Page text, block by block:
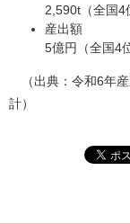
2,590t（全国4
産出額
5億円（全国4
（出典：令和6年産
計）